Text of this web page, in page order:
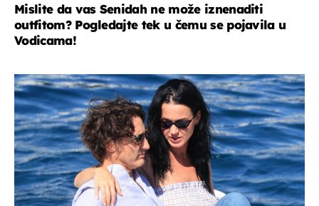
Mislite da vas Senidah ne može iznenaditi
outfitom? Pogledajte tek u čemu se pojavila u
Vodicama!